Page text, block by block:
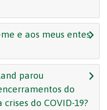
e aos meus entes
parou
do
do COVID-19?